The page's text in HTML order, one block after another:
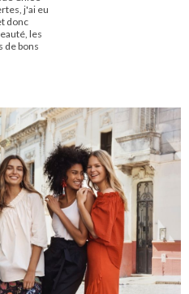
j'ai eu
donc
les
de bons